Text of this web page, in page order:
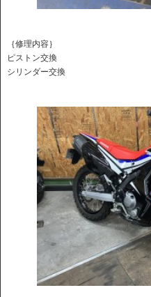
｛修理内容｝
ピストン交換
シリンダー交換